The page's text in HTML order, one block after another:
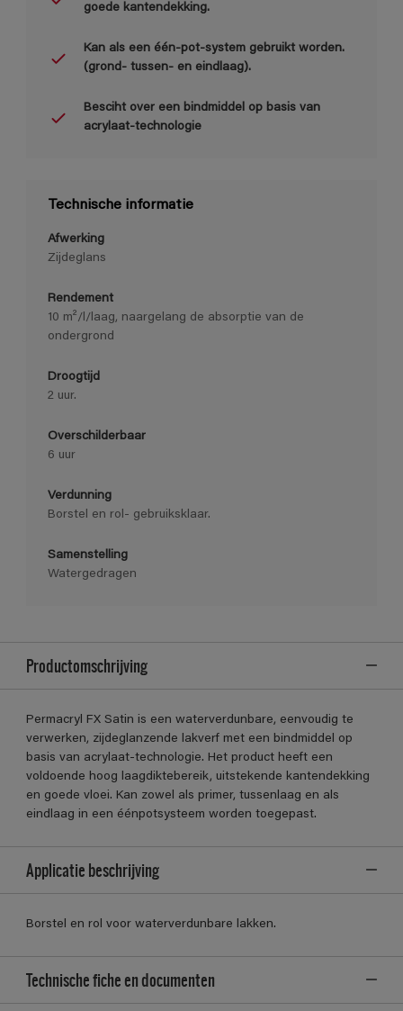
goede kantendekking.
Kan als een één-pot-system gebruikt worden.
(grond- tussen- en eindlaag).
Besciht over een bindmiddel op basis van
acrylaat-technologie
Technische informatie
Afwerking
Zijdeglans
Rendement
10 m²/l/laag, naargelang de absorptie van de
ondergrond
Droogtijd
2 uur.
Overschilderbaar
6 uur
Verdunning
Borstel en rol- gebruiksklaar.
Samenstelling
Watergedragen
Productomschrijving
Permacryl FX Satin is een waterverdunbare, eenvoudig te
verwerken, zijdeglanzende lakverf met een bindmiddel op
basis van acrylaat-technologie. Het product heeft een
voldoende hoog laagdiktebereik, uitstekende kantendekking
en goede vloei. Kan zowel als primer, tussenlaag en als
eindlaag in een éénpotsysteem worden toegepast.
Applicatie beschrijving
Borstel en rol voor waterverdunbare lakken.
Technische fiche en documenten